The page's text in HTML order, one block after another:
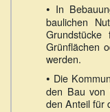
• In
baulichen
Grünflächen
werden.
• Die
den Bau von
den Anteil für